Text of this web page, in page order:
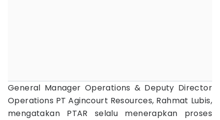
General Manager Operations & Deputy Director
Operations PT Agincourt Resources, Rahmat Lubis,
mengatakan PTAR selalu menerapkan proses